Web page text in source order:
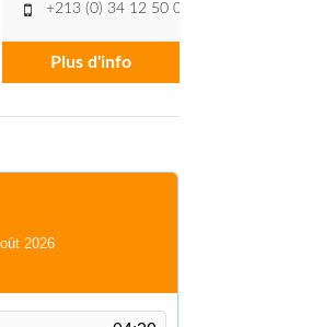
+213 (0) 34 12 50 05
Plus d'info